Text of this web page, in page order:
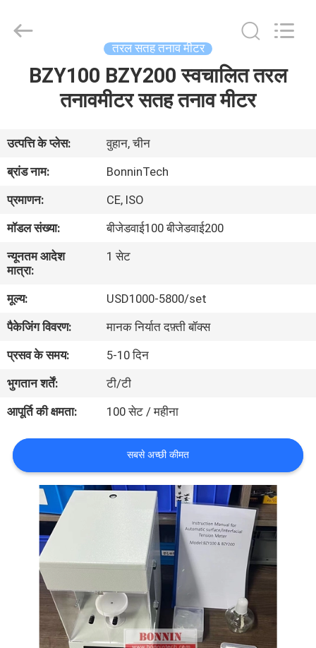
वीडियो
हमारे
बारे
में
कारखाना
भ्रमण
गुणवत्ता
नियंत्रण
संपर्क
करें
उद्धरण
अनुरोध
Technology
by
ECER
तरल सतह तनाव मीटर
BZY100 BZY200 स्वचालित तरल
तनावमीटर सतह तनाव मीटर
उत्पत्ति के प्लेस:
वुहान, चीन
ब्रांड नाम:
BonninTech
प्रमाणन:
CE, ISO
मॉडल संख्या:
बीजेडवाई100 बीजेडवाई200
न्यूनतम आदेश
मात्रा:
1 सेट
मूल्य:
USD1000-5800/set
पैकेजिंग विवरण:
मानक निर्यात दफ़्ती बॉक्स
प्रसव के समय:
5-10 दिन
भुगतान शर्तें:
टी/टी
आपूर्ति की क्षमता:
100 सेट / महीना
सबसे अच्छी कीमत